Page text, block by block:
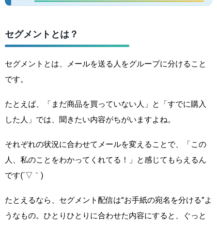
セグメントとは？
セグメントとは、メールを送る人をグループに分けること
です。
たとえば、「まだ商品を買っていない人」と「すでに購入
した人」では、聞きたい内容がちがいますよね。
それぞれの状況に合わせてメールを変えることで、「この
人、私のことをわかってくれてる！」と感じてもらえるん
です(´▽｀)
たとえるなら、セグメント配信は“お手紙の宛名を分ける”よ
うなもの。ひとりひとりに合わせた内容にすると、ぐっと